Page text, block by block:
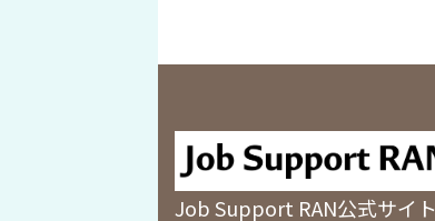
Job Support RAN公式サイト